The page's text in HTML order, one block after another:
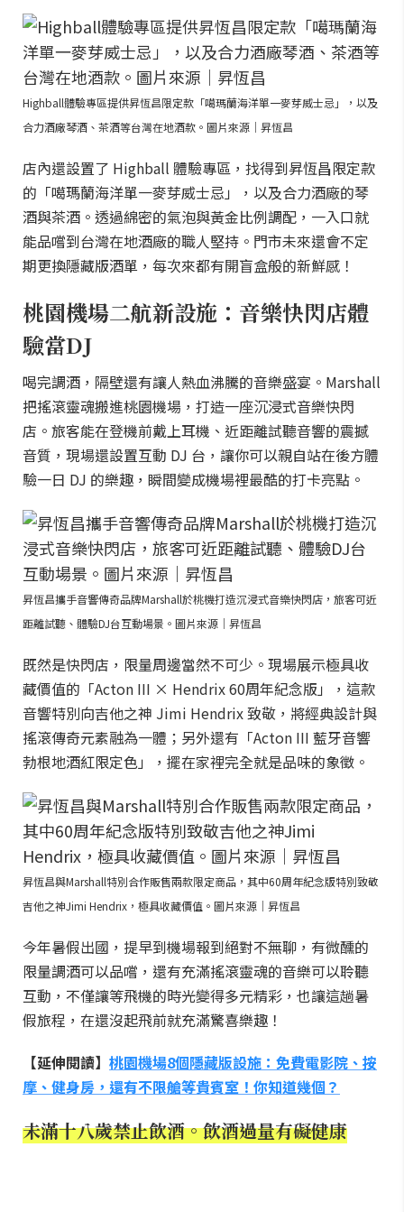
Highball體驗專區提供昇恆昌限定款「噶瑪蘭海洋單一麥芽威士忌」，以及
合力酒廠琴酒、茶酒等台灣在地酒款。圖片來源｜昇恆昌
店內還設置了 Highball 體驗專區，找得到昇恆昌限定款
的「噶瑪蘭海洋單一麥芽威士忌」，以及合力酒廠的琴
酒與茶酒。透過綿密的氣泡與黃金比例調配，一入口就
能品嚐到台灣在地酒廠的職人堅持。門市未來還會不定
期更換隱藏版酒單，每次來都有開盲盒般的新鮮感！
桃園機場二航新設施：音樂快閃店體
驗當DJ
喝完調酒，隔壁還有讓人熱血沸騰的音樂盛宴。Marshall
把搖滾靈魂搬進桃園機場，打造一座沉浸式音樂快閃
店。旅客能在登機前戴上耳機、近距離試聽音響的震撼
音質，現場還設置互動 DJ 台，讓你可以親自站在後方體
驗一日 DJ 的樂趣，瞬間變成機場裡最酷的打卡亮點。
昇恆昌攜手音響傳奇品牌Marshall於桃機打造沉浸式音樂快閃店，旅客可近
距離試聽、體驗DJ台互動場景。圖片來源｜昇恆昌
既然是快閃店，限量周邊當然不可少。現場展示極具收
藏價值的「Acton III × Hendrix 60周年紀念版」，這款
音響特別向吉他之神 Jimi Hendrix 致敬，將經典設計與
搖滾傳奇元素融為一體；另外還有「Acton III 藍牙音響
勃根地酒紅限定色」，擺在家裡完全就是品味的象徵。
昇恆昌與Marshall特別合作販售兩款限定商品，其中60周年紀念版特別致敬
吉他之神Jimi Hendrix，極具收藏價值。圖片來源｜昇恆昌
今年暑假出國，提早到機場報到絕對不無聊，有微醺的
限量調酒可以品嚐，還有充滿搖滾靈魂的音樂可以聆聽
互動，不僅讓等飛機的時光變得多元精彩，也讓這趟暑
假旅程，在還沒起飛前就充滿驚喜樂趣！
【延伸閱讀】 桃園機場8個隱藏版設施：免費電影院、按
摩、健身房，還有不限艙等貴賓室！你知道幾個？
未滿十八歲禁止飲酒。飲酒過量有礙健康